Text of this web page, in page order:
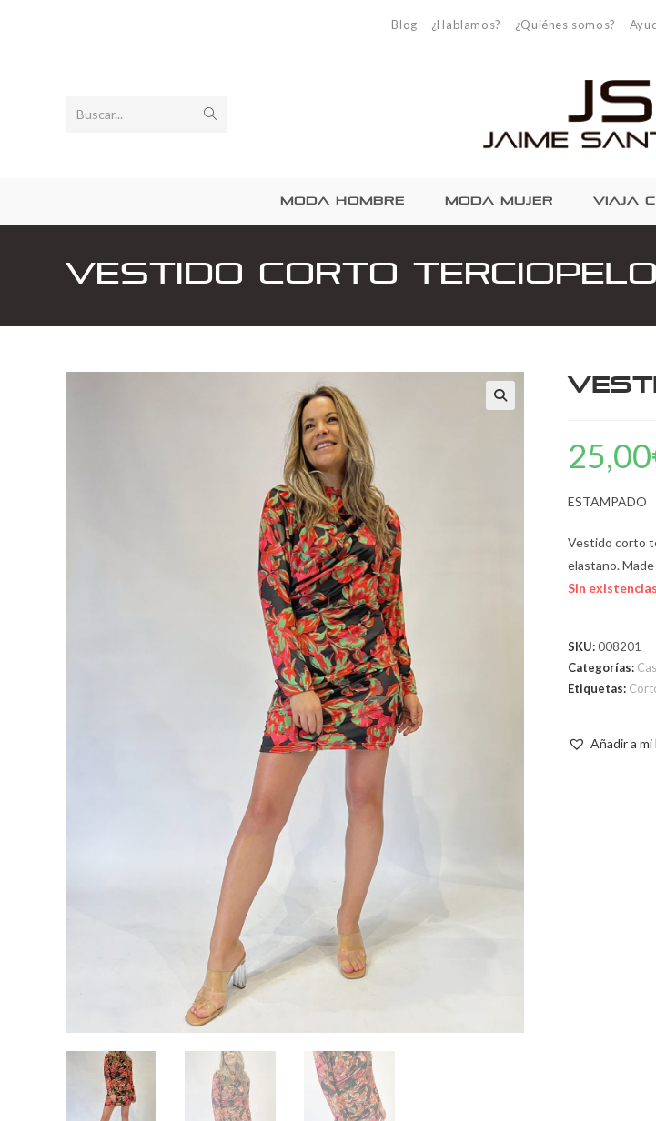
Blog ¿Hablamos? ¿Quiénes somos?
Buscar...
MODA HOMBRE MODA MUJER VIAJA
Vestido corto terciopelo
25,00
ESTAMPADO
Vestido corto
elastano.
Sin existencias
SKU:008201
Categorías:
Etiquetas:
Añadir a